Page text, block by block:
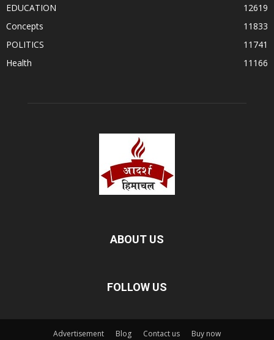
EDUCATION
12619
Concepts
11833
POLITICS
11741
Health
11166
ABOUT US
FOLLOW US
Advertisement Blog Contact us Buy now